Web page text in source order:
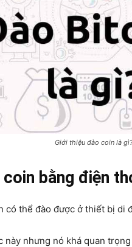
Giới thiệu đào coin là
bằng điện
có thể đào được ở thiết bị di
này nhưng nó khá quan